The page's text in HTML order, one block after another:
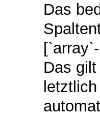
Das
Das